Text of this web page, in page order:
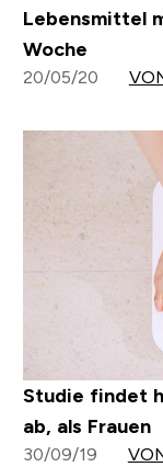
Lebensmittel
Woche
20/05/20
Studie findet
ab, als Frauen
30/09/19